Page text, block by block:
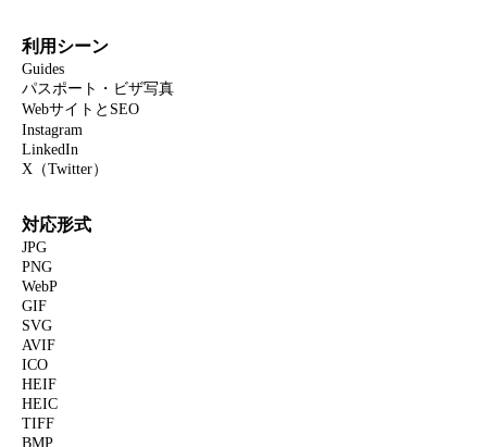
利用シーン
Guides
パスポート・ビザ写真
WebサイトとSEO
Instagram
LinkedIn
X（Twitter）
対応形式
JPG
PNG
WebP
GIF
SVG
AVIF
ICO
HEIF
HEIC
TIFF
BMP